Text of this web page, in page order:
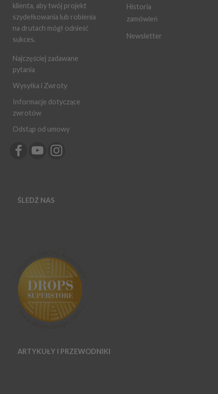
klienta, aby twój projekt
szydełkowania lub robienia
na drutach mógł odnieść
sukces.
Najczęściej zadawane
pytania
Wysyłka i Zwroty
Informacje dotyczące
zwrotów
Odstąp od umowy
Historia
zamówień
Newsletter
ŚLEDŹ NAS
ARTYKUŁY I PRZEWODNIKI